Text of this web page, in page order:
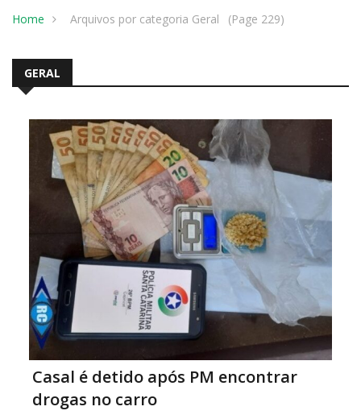
Home Arquivos por categoria Geral (Page 229)
GERAL
Casal é detido após PM encontrar
drogas no carro